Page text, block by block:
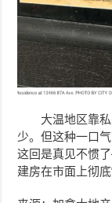
大温地区靠
少。但这种一口
这回是真见不惯
建房在市面上彻底